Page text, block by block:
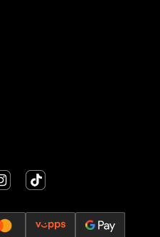
Steinkjer
Velg